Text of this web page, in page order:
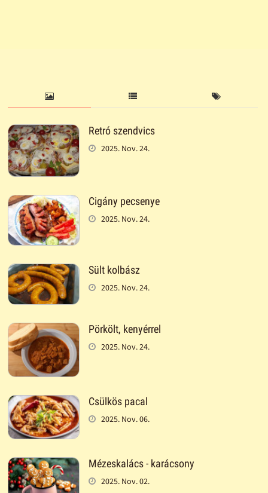
Retró szendvics
2025. Nov. 24.
Cigány pecsenye
2025. Nov. 24.
Sült kolbász
2025. Nov. 24.
Pörkölt, kenyérrel
2025. Nov. 24.
Csülkös pacal
2025. Nov. 06.
Mézeskalács - karácsony
2025. Nov. 02.